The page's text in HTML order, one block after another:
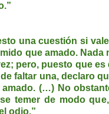
una cuestión si
que amado. Nada
pero, puesto que
faltar una, declaro
amado. (…) No
temer de modo
odio.”